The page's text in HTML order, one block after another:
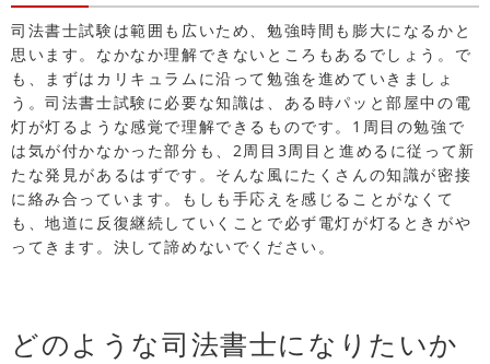
司法書士試験は範囲も広いため、勉強時間も膨大になるかと
思います。なかなか理解できないところもあるでしょう。で
も、まずはカリキュラムに沿って勉強を進めていきましょ
う。司法書士試験に必要な知識は、ある時パッと部屋中の電
灯が灯るような感覚で理解できるものです。1周目の勉強で
は気が付かなかった部分も、2周目3周目と進めるに従って新
たな発見があるはずです。そんな風にたくさんの知識が密接
に絡み合っています。もしも手応えを感じることがなくて
も、地道に反復継続していくことで必ず電灯が灯るときがや
ってきます。決して諦めないでください。
どのような司法書士になりたいか